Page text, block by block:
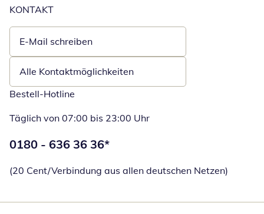
KONTAKT
E-Mail schreiben
Öffnet E-Mail-Client
Alle Kontaktmöglichkeiten
Bestell-Hotline
Täglich von 07:00 bis 23:00 Uhr
Telefonnummer:
0180 - 636 36 36*
(20 Cent/Verbindung aus allen deutschen Netzen)